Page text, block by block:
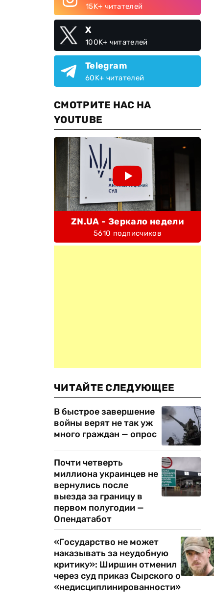
15K+ читателей
X
100K+ читателей
Telegram
60K+ читателей
СМОТРИТЕ НАС НА
YOUTUBE
ZN.UA - Зеркало недели
5610 подписчиков
ЧИТАЙТЕ СЛЕДУЮЩЕЕ
В быстрое завершение
войны верят не так уж
много граждан — опрос
Почти четверть
миллиона украинцев не
вернулись после
выезда за границу в
первом полугодии —
Опендатабот
«Государство не может
наказывать за неудобную
критику»: Ширшин отменил
через суд приказ Сырского о
«недисциплинированности»